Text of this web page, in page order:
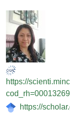
Imagen
https://
https://